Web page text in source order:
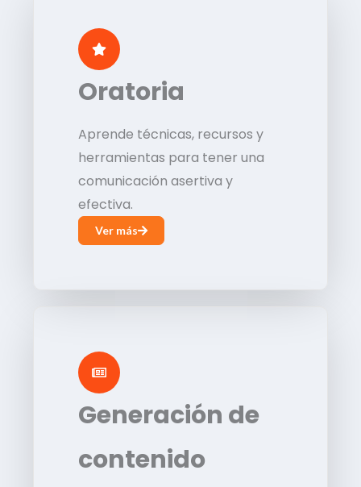
Oratoria
Aprende técnicas, recursos y
herramientas para tener una
comunicación asertiva y
efectiva.
Ver más
Generación de
contenido